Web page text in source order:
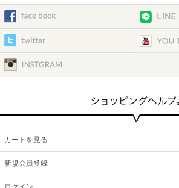
カートを見る
新規会員登録